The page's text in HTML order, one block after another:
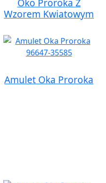
Oko Proroka Z
Wzorem Kwiatowym
Amulet Oka Proroka